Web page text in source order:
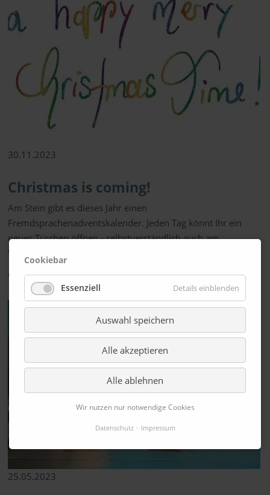
30.11.2023
Christmas is coming!
Am Stein gibt es dieses Jahr einen
Fremdsprachenadventskalender. Jeden Tag könnt Ihr ein
neues Türchen öffnen - selbstverständlich auch am
Wochenende.
Weiterlesen …
25.05.2023
Cookiebar
Essenziell Details einblenden
Auswahl speichern
Alle akzeptieren
Alle ablehnen
Wir nutzen nur notwendige Cookies
Datenschutz Impressum